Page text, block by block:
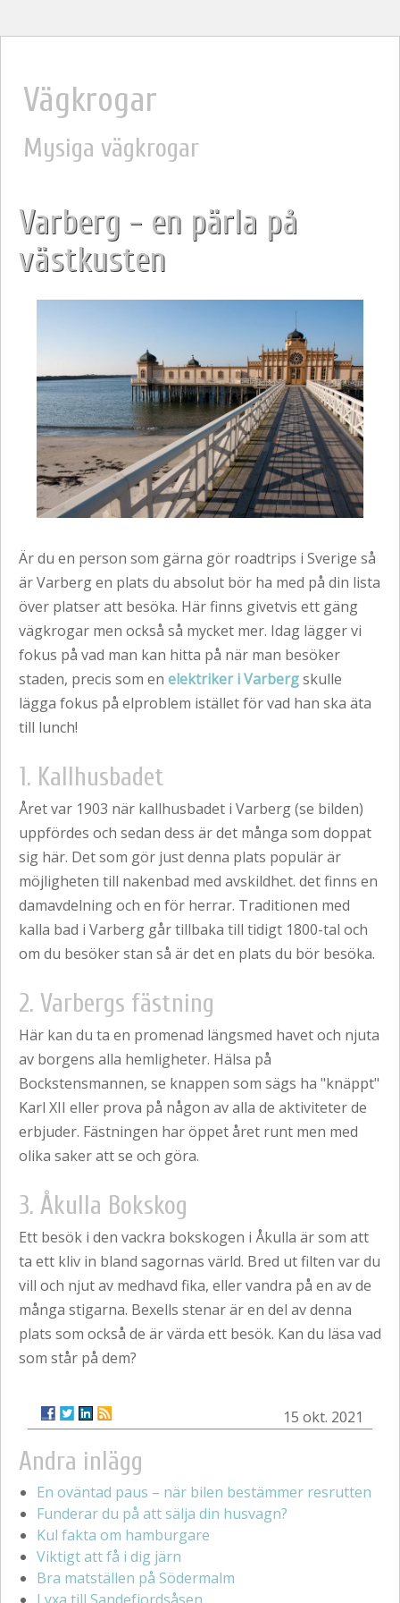
Vägkrogar
Mysiga vägkrogar
Varberg - en pärla på
västkusten
Är du en person som gärna gör roadtrips i Sverige så
är Varberg en plats du absolut bör ha med på din lista
över platser att besöka. Här finns givetvis ett gäng
vägkrogar men också så mycket mer. Idag lägger vi
fokus på vad man kan hitta på när man besöker
staden, precis som en elektriker i Varbergskulle
lägga fokus på elproblem istället för vad han ska äta
till lunch!
1. Kallhusbadet
Året var 1903 när kallhusbadet i Varberg (se bilden)
uppfördes och sedan dess är det många som doppat
sig här. Det som gör just denna plats populär är
möjligheten till nakenbad med avskildhet. det finns en
damavdelning och en för herrar. Traditionen med
kalla bad i Varberg går tillbaka till tidigt 1800-tal och
om du besöker stan så är det en plats du bör besöka.
2. Varbergs fästning
Här kan du ta en promenad längsmed havet och njuta
av borgens alla hemligheter. Hälsa på
Bockstensmannen, se knappen som sägs ha "knäppt"
Karl XII eller prova på någon av alla de aktiviteter de
erbjuder. Fästningen har öppet året runt men med
olika saker att se och göra.
3. Åkulla Bokskog
Ett besök i den vackra bokskogen i Åkulla är som att
ta ett kliv in bland sagornas värld. Bred ut filten var du
vill och njut av medhavd fika, eller vandra på en av de
många stigarna. Bexells stenar är en del av denna
plats som också de är värda ett besök. Kan du läsa vad
som står på dem?
15 okt. 2021
Andra inlägg
En oväntad paus – när bilen bestämmer resrutten
Funderar du på att sälja din husvagn?
Kul fakta om hamburgare
Viktigt att få i dig järn
Bra matställen på Södermalm